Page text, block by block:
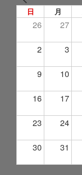
日 月
26 27
2 3
9 10
16 17
23 24
30 31